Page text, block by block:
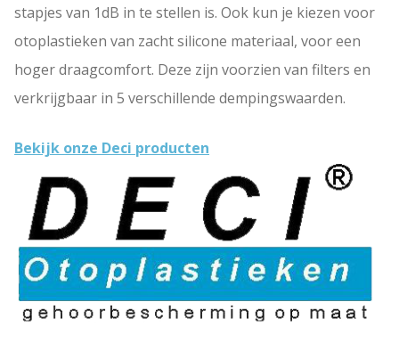
stapjes van 1dB in te stellen is. Ook kun je kiezen voor
otoplastieken van zacht silicone materiaal, voor een
hoger draagcomfort. Deze zijn voorzien van filters en
verkrijgbaar in 5 verschillende dempingswaarden.
Bekijk onze Deci producten